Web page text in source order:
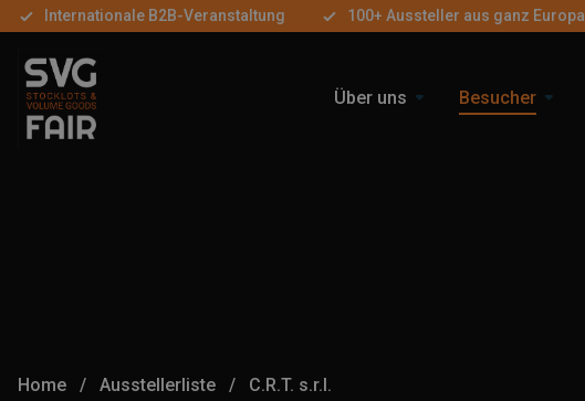
Internationale B2B-Veranstaltung 100+ Aussteller aus ganz Europa
Über uns Besucher
Home / Ausstellerliste / C.R.T. s.r.l.